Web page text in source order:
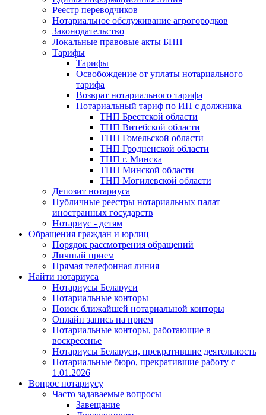
Реестр переводчиков
Нотариальное обслуживание агрогородков
Законодательство
Локальные правовые акты БНП
Тарифы
Тарифы
Освобождение от уплаты нотариального
тарифа
Возврат нотариального тарифа
Нотариальный тариф по ИН с должника
ТНП Брестской области
ТНП Витебской области
ТНП Гомельской области
ТНП Гродненской области
ТНП г. Минска
ТНП Минской области
ТНП Могилевской области
Депозит нотариуса
Публичные реестры нотариальных палат
иностранных государств
Нотариус - детям
Обращения граждан и юрлиц
Порядок рассмотрения обращений
Личный прием
Прямая телефонная линия
Найти нотариуса
Нотариусы Беларуси
Нотариальные конторы
Поиск ближайшей нотариальной конторы
Онлайн запись на прием
Нотариальные конторы, работающие в
воскресенье
Нотариусы Беларуси, прекратившие деятельность
Нотариальные бюро, прекратившие работу с
1.01.2026
Вопрос нотариусу
Часто задаваемые вопросы
Завещание